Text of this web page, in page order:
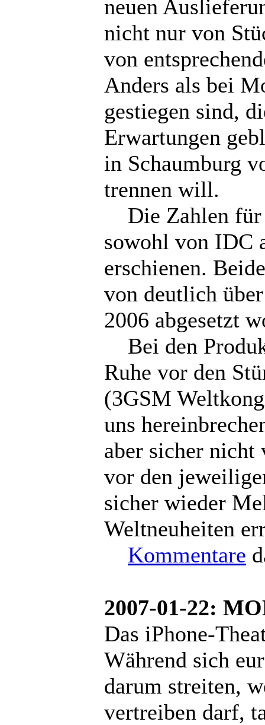
neuen
nicht nur von
von
Anders als bei
gestiegen sind,
Erwartungen
in Schaumburg
trennen will.
Die Zahlen für
sowohl von IDC
erschienen.
von deutlich
2006 abgesetzt
Bei den
Ruhe vor den
(3GSM
uns
aber sicher nicht
vor den
sicher wieder
Weltneuheiten
Kommentare
2007-01-22:
Das iPhone-
Während sich
darum streiten,
vertreiben darf,